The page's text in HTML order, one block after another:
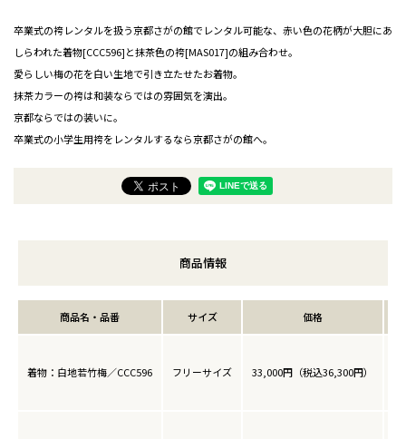
卒業式の袴レンタルを扱う京都さがの館でレンタル可能な、赤い色の花柄が大胆にあ
しらわれた着物[CCC596]と抹茶色の袴[MAS017]の組み合わせ。
愛らしい梅の花を白い生地で引き立たせたお着物。
抹茶カラーの袴は和装ならではの雰囲気を演出。
京都ならではの装いに。
卒業式の小学生用袴をレンタルするなら京都さがの館へ。
商品情報
商品名・品番 サイズ 価格
着物：白地若竹梅／CCC596 フリーサイズ 33,000円（税込36,300円）